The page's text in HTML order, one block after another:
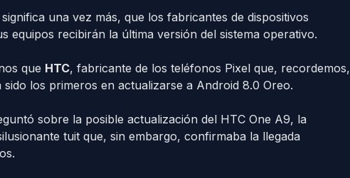
una vez más, que los fabricantes de dispositivos
equipos recibirán la última versión del sistema operativo.
que HTC, fabricante de los teléfonos Pixel que, recordemos,
los primeros en actualizarse a Android 8.0 Oreo.
sobre la posible actualización del HTC One A9, la
tuit que, sin embargo, confirmaba la llegada